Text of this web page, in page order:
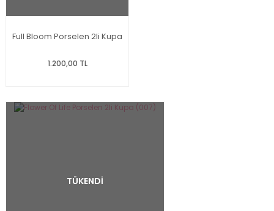
Full Bloom Porselen 2li Kupa
1.200,00 TL
TÜKENDİ